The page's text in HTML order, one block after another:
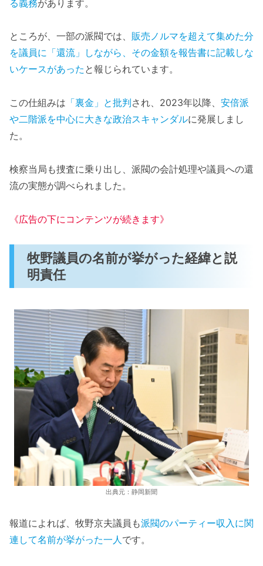
る義務があります。
ところが、一部の派閥では、 販売ノルマを超えて集めた分
を議員に「還流」しながら、その金額を報告書に記載しな
いケースがあった と報じられています。
この仕組みは 「裏金」と批判され、2023年以降、 安倍派
や二階派を中心に大きな政治スキャンダルに発展しまし
た。
検察当局も捜査に乗り出し、派閥の会計処理や議員への還
流の実態が調べられました。
《広告の下にコンテンツが続きます》
牧野議員の名前が挙がった経緯と説
明責任
出典元：静岡新聞
報道によれば、牧野京夫議員も派閥のパーティー収入に関
連して名前が挙がった一人 です。